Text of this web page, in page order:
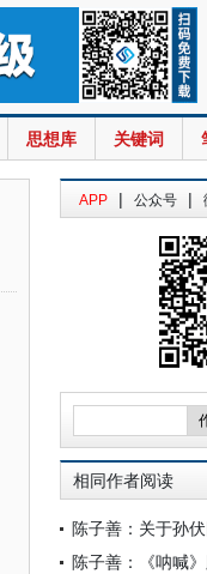
思想库 关键词
APP | 公众号 |
相同作者阅读
陈子善：《呐喊